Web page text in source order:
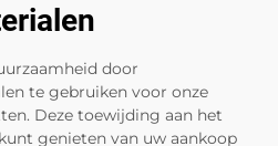
door
te gebruiken voor onze
Deze toewijding aan het
genieten van uw aankoop